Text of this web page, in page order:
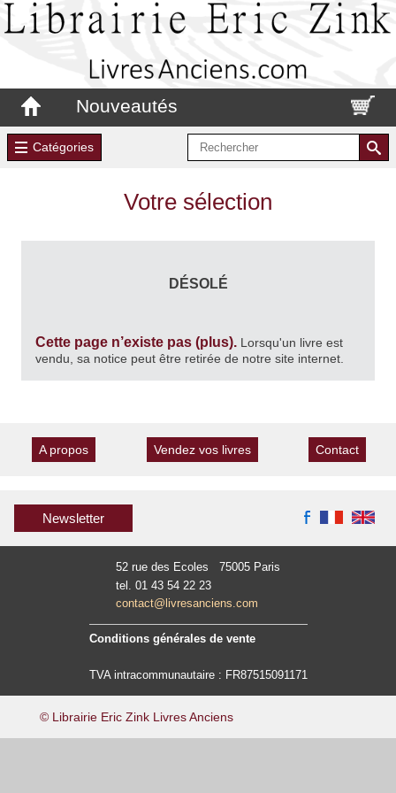
Nouveautés
Catégories
Votre sélection
DÉSOLÉ
Cette page n’existe pas (plus). Lorsqu'un livre est
vendu, sa notice peut être retirée de notre site internet.
A propos Vendez vos livres Contact
Newsletter
52 rue des Ecoles 75005 Paris
tel. 01 43 54 22 23
contact@livresanciens.com
Conditions générales de vente
TVA intracommunautaire : FR87515091171
© Librairie Eric Zink Livres Anciens